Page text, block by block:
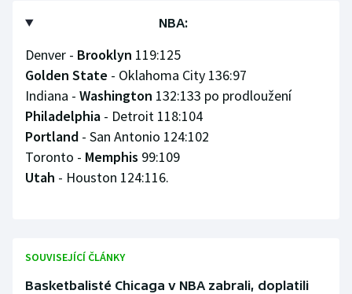
NBA:
Denver - Brooklyn 119:125
Golden State - Oklahoma City 136:97
Indiana - Washington 132:133 po prodloužení
Philadelphia - Detroit 118:104
Portland - San Antonio 124:102
Toronto - Memphis 99:109
Utah - Houston 124:116.
SOUVISEJÍCÍ ČLÁNKY
Basketbalisté Chicaga v NBA zabrali, doplatili